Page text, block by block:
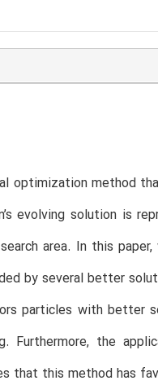
optimization method
evolving solution is
area. In this
by several better
particles with better
the
that this method has